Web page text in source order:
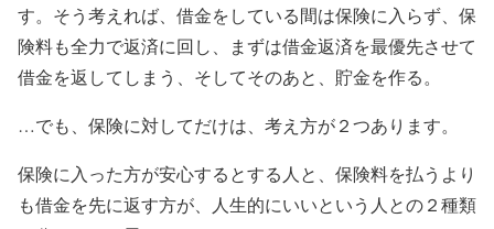
す。そう考えれば、借金をしている間は保険に入らず、保
険料も全力で返済に回し、まずは借金返済を最優先させて
借金を返してしまう、そしてそのあと、貯金を作る。
…でも、保険に対してだけは、考え方が２つあります。
保険に入った方が安心するとする人と、保険料を払うより
も借金を先に返す方が、人生的にいいという人との２種類